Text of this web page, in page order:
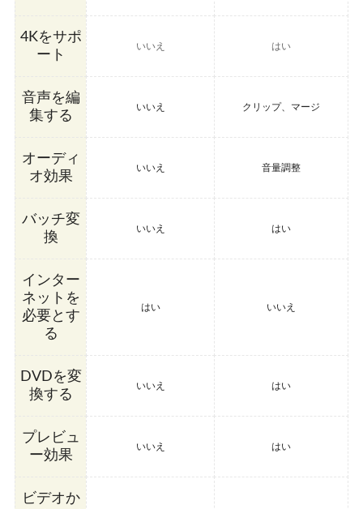
4Kをサポ
ート
いいえ はい
音声を編
集する
いいえ クリップ、マージ
オーディ
オ効果
いいえ 音量調整
バッチ変
換
いいえ はい
インター
ネットを
必要とす
る
はい いいえ
DVDを変
換する
いいえ はい
プレビュ
ー効果
いいえ はい
ビデオか